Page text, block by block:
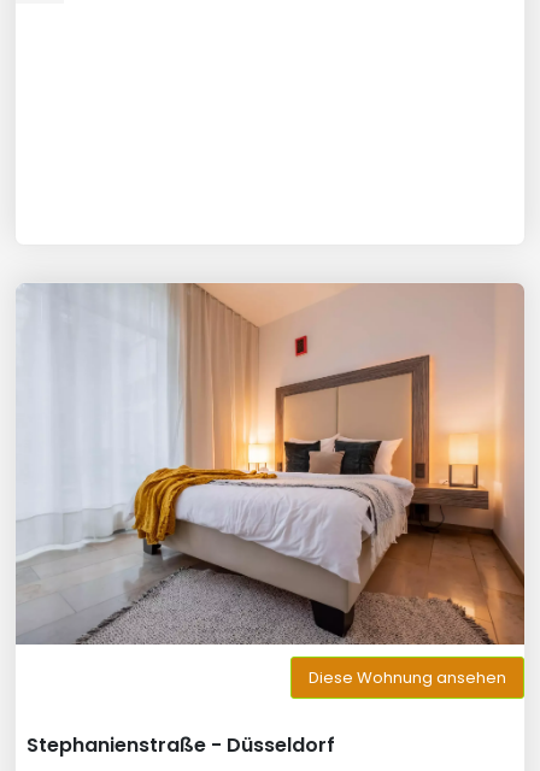
Diese Wohnung ansehen
Stephanienstraße - Düsseldorf